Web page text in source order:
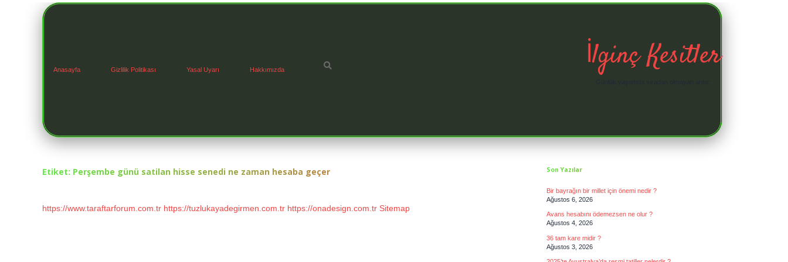
Anasayfa Gizlilik Politikası Yasal Uyarı Hakkımızda İlginç Kesitler
Etiket: Perşembe günü satilan hisse senedi ne zaman hesaba geçer
https://www.taraftarforum.com.tr https://tuzlukayadegirmen.com.tr https://onadesign.com.tr Sitemap
Sidebar
Son Yazılar
Bir bayrağın bir millet için önemi nedir ?
Ağustos 6, 2026
Avans hesabını ödemezsen ne olur ?
Ağustos 4, 2026
36 tam kare midir ?
Ağustos 3, 2026